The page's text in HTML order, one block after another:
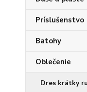
Príslušenstvo
Batohy
Oblečenie
Dres krátky